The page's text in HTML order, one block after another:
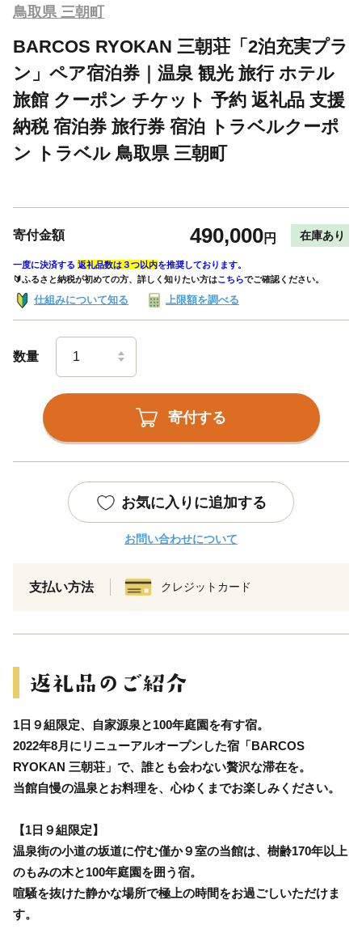
鳥取県 三朝町
BARCOS RYOKAN 三朝荘「2泊充実プラ
ン」ペア宿泊券｜温泉 観光 旅行 ホテル
旅館 クーポン チケット 予約 返礼品 支援
納税 宿泊券 旅行券 宿泊 トラベルクーポ
ン トラベル 鳥取県 三朝町
寄付金額 490,000円 在庫あり
一度に決済する 返礼品数は３つ以内を推奨しております。
🔰ふるさと納税が初めての方、詳しく知りたい方はこちらでご確認ください。
仕組みについて知る 上限額を調べる
数量
寄付する
お気に入りに追加する
お問い合わせについて
支払い方法 クレジットカード
1日９組限定、自家源泉と100年庭園を有す宿。
2022年8月にリニューアルオープンした宿「BARCOS
RYOKAN 三朝荘」で、誰とも会わない贅沢な滞在を。
当館自慢の温泉とお料理を、心ゆくまでお楽しみください。
【1日９組限定】
温泉街の小道の坂道に佇む僅か９室の当館は、樹齢170年以上
のもみの木と100年庭園を囲う宿。
喧騒を抜けた静かな場所で極上の時間をお過ごしいただけま
す。